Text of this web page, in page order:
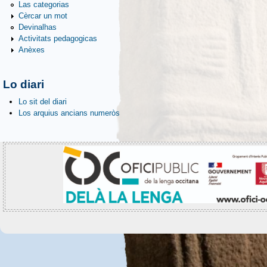
Las categorias
Cèrcar un mot
Devinalhas
Activitats pedagogicas
Anèxes
Lo diari
Lo sit del diari
Los arquius ancians numeròs